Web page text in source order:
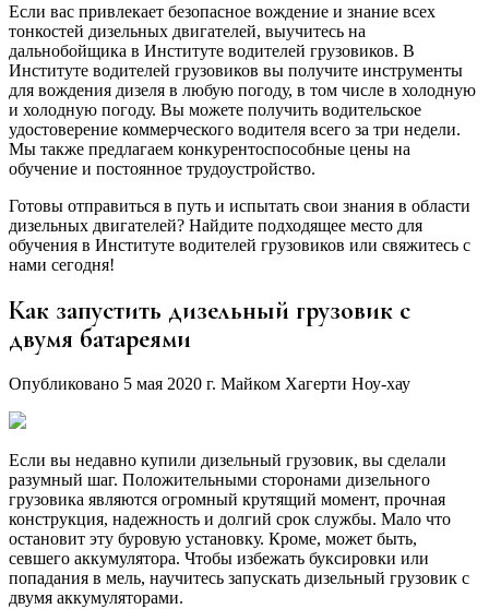
Если вас привлекает безопасное вождение и знание всех
тонкостей дизельных двигателей, выучитесь на
дальнобойщика в Институте водителей грузовиков. В
Институте водителей грузовиков вы получите инструменты
для вождения дизеля в любую погоду, в том числе в холодную
и холодную погоду. Вы можете получить водительское
удостоверение коммерческого водителя всего за три недели.
Мы также предлагаем конкурентоспособные цены на
обучение и постоянное трудоустройство.
Готовы отправиться в путь и испытать свои знания в области
дизельных двигателей? Найдите подходящее место для
обучения в Институте водителей грузовиков или свяжитесь с
нами сегодня!
Как запустить дизельный грузовик с
двумя батареями
Опубликовано 5 мая 2020 г. Майком Хагерти Ноу-хау
Если вы недавно купили дизельный грузовик, вы сделали
разумный шаг. Положительными сторонами дизельного
грузовика являются огромный крутящий момент, прочная
конструкция, надежность и долгий срок службы. Мало что
остановит эту буровую установку. Кроме, может быть,
севшего аккумулятора. Чтобы избежать буксировки или
попадания в мель, научитесь запускать дизельный грузовик с
двумя аккумуляторами.